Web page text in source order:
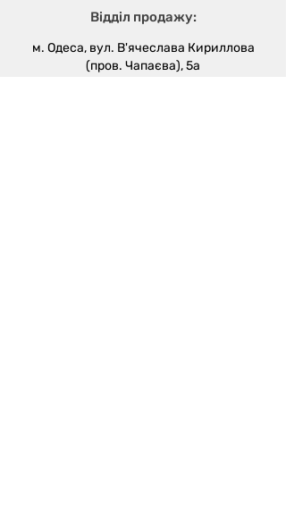
Відділ продажу:
м. Одеса, вул. В'ячеслава Кириллова
(пров. Чапаєва), 5а